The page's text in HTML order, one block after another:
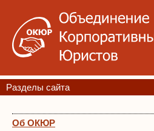
Разделы сайта
Об ОКЮР